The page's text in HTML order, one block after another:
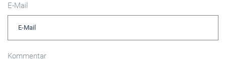
E-Mail
Kommentar